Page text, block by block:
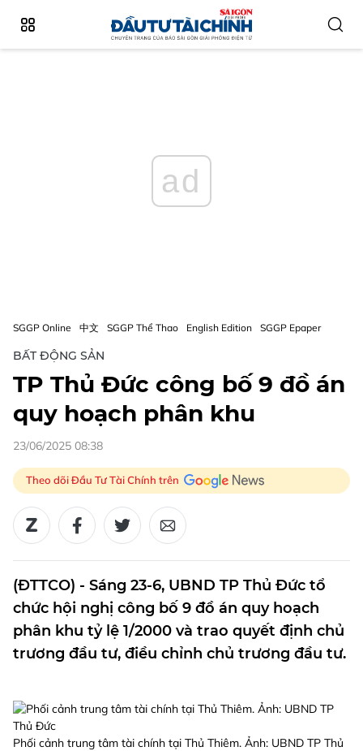
ad
SGGP Online 中文 SGGP Thể Thao English Edition SGGP Epaper
BẤT ĐỘNG SẢN
TP Thủ Đức công bố 9 đồ án
quy hoạch phân khu
23/06/2025 08:38
Theo dõi Đầu Tư Tài Chính trên
(ĐTTCO) - Sáng 23-6, UBND TP Thủ Đức tổ
chức hội nghị công bố 9 đồ án quy hoạch
phân khu tỷ lệ 1/2000 và trao quyết định chủ
trương đầu tư, điều chỉnh chủ trương đầu tư.
Phối cảnh trung tâm tài chính tại Thủ Thiêm. Ảnh: UBND TP Thủ